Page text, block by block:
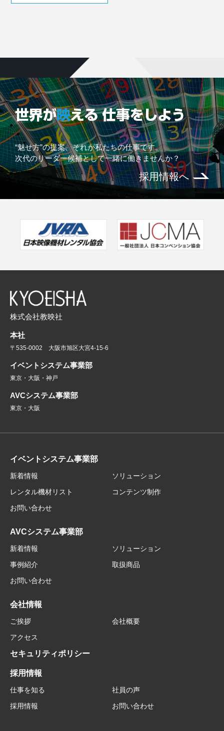
“魅せ方”の提案、それが私たちの仕事です。
次代のリーダー候補として一緒に働きませんか？
採用情報へ
株式会社教映社
本社
〒535-0002 大阪市旭区大宮4-15-6
イベントシステム事業部
東京・大阪・神戸
AVCシステム事業部
東京・大阪
イベントシステム事業部
新着情報
ソリューション
レンタル機材リスト
コンテンツ制作
お問い合わせ
AVCシステム事業部
新着情報
ソリューション
事例紹介
取扱商品
お問い合わせ
会社情報
ご挨拶
会社概要
アクセス
セキュリティポリシー
採用情報
仕事を知る
社員の声
採用情報
お問い合わせ